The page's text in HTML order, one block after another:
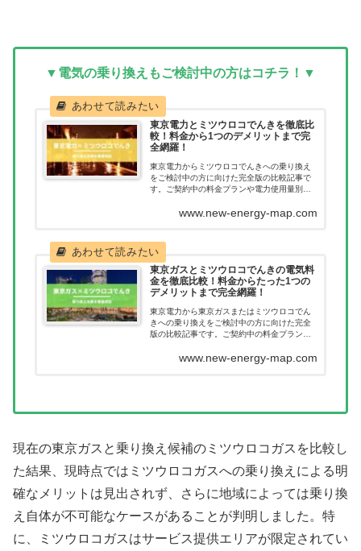
▼電気の乗り換えもご検討中の方はコチラ！▼
東京電力とミツウロコでんきを徹底比
較！料金から1つのデメリットまで完
全網羅！
東京電力からミツウロコでんきへの乗り換え
をご検討中の方に向けた完全版の比較記事で
す。ご契約中の料金プランや電力使用量別に
だけます。新電力へ乗り換えたあとに料金が
さい。
www.new-energy-map.com
東京ガスとミツウロコでんきの電気料
金を徹底比較！料金からたった1つの
デメリットまで完全網羅！
東京電力から東京ガスまたはミツウロコでん
きへの乗り換えをご検討中の方に向けた完全
版の比較記事です。ご契約中の料金プランや
一目で確認いただけます。新電力へ乗り換え
www.new-energy-map.com
現在の東京ガスと乗り換え候補のミツウロコガスを比較し
た結果、現時点ではミツウロコガスへの乗り換えによる明
確なメリットは見出されず、さらに地域によっては乗り換
え自体が不可能なケースがあることが判明しました。特
に、ミツウロコガスはサービス提供エリアが限定されてい